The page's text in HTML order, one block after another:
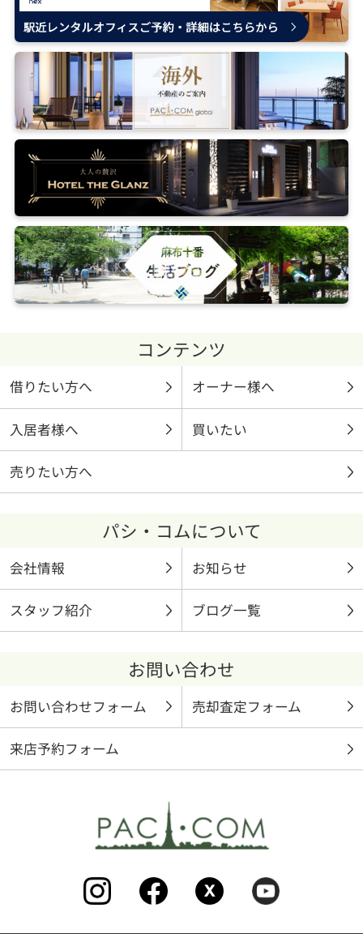
コンテンツ
借りたい方へ オーナー様へ
入居者様へ 買いたい
売りたい方へ
パシ・コムについて
会社情報 お知らせ
スタッフ紹介 ブログ一覧
お問い合わせ
お問い合わせフォーム 売却査定フォーム
来店予約フォーム